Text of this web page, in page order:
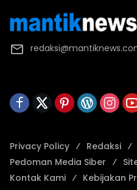
Privacy Policy Redaksi
Pedoman Media Siber
Kontak Kami
Kebijakan